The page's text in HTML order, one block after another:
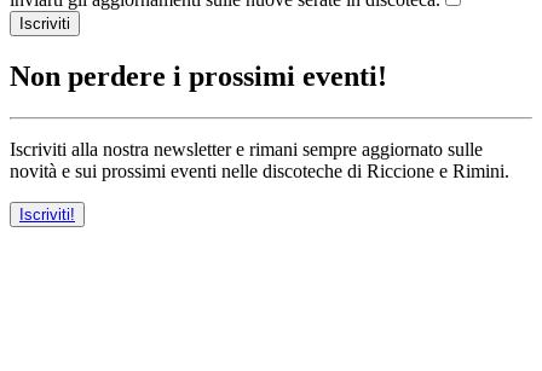
Iscriviti
Non perdere i prossimi eventi!
Iscriviti alla nostra newsletter e rimani sempre aggiornato sulle
novità e sui prossimi eventi nelle discoteche di Riccione e Rimini.
Iscriviti!